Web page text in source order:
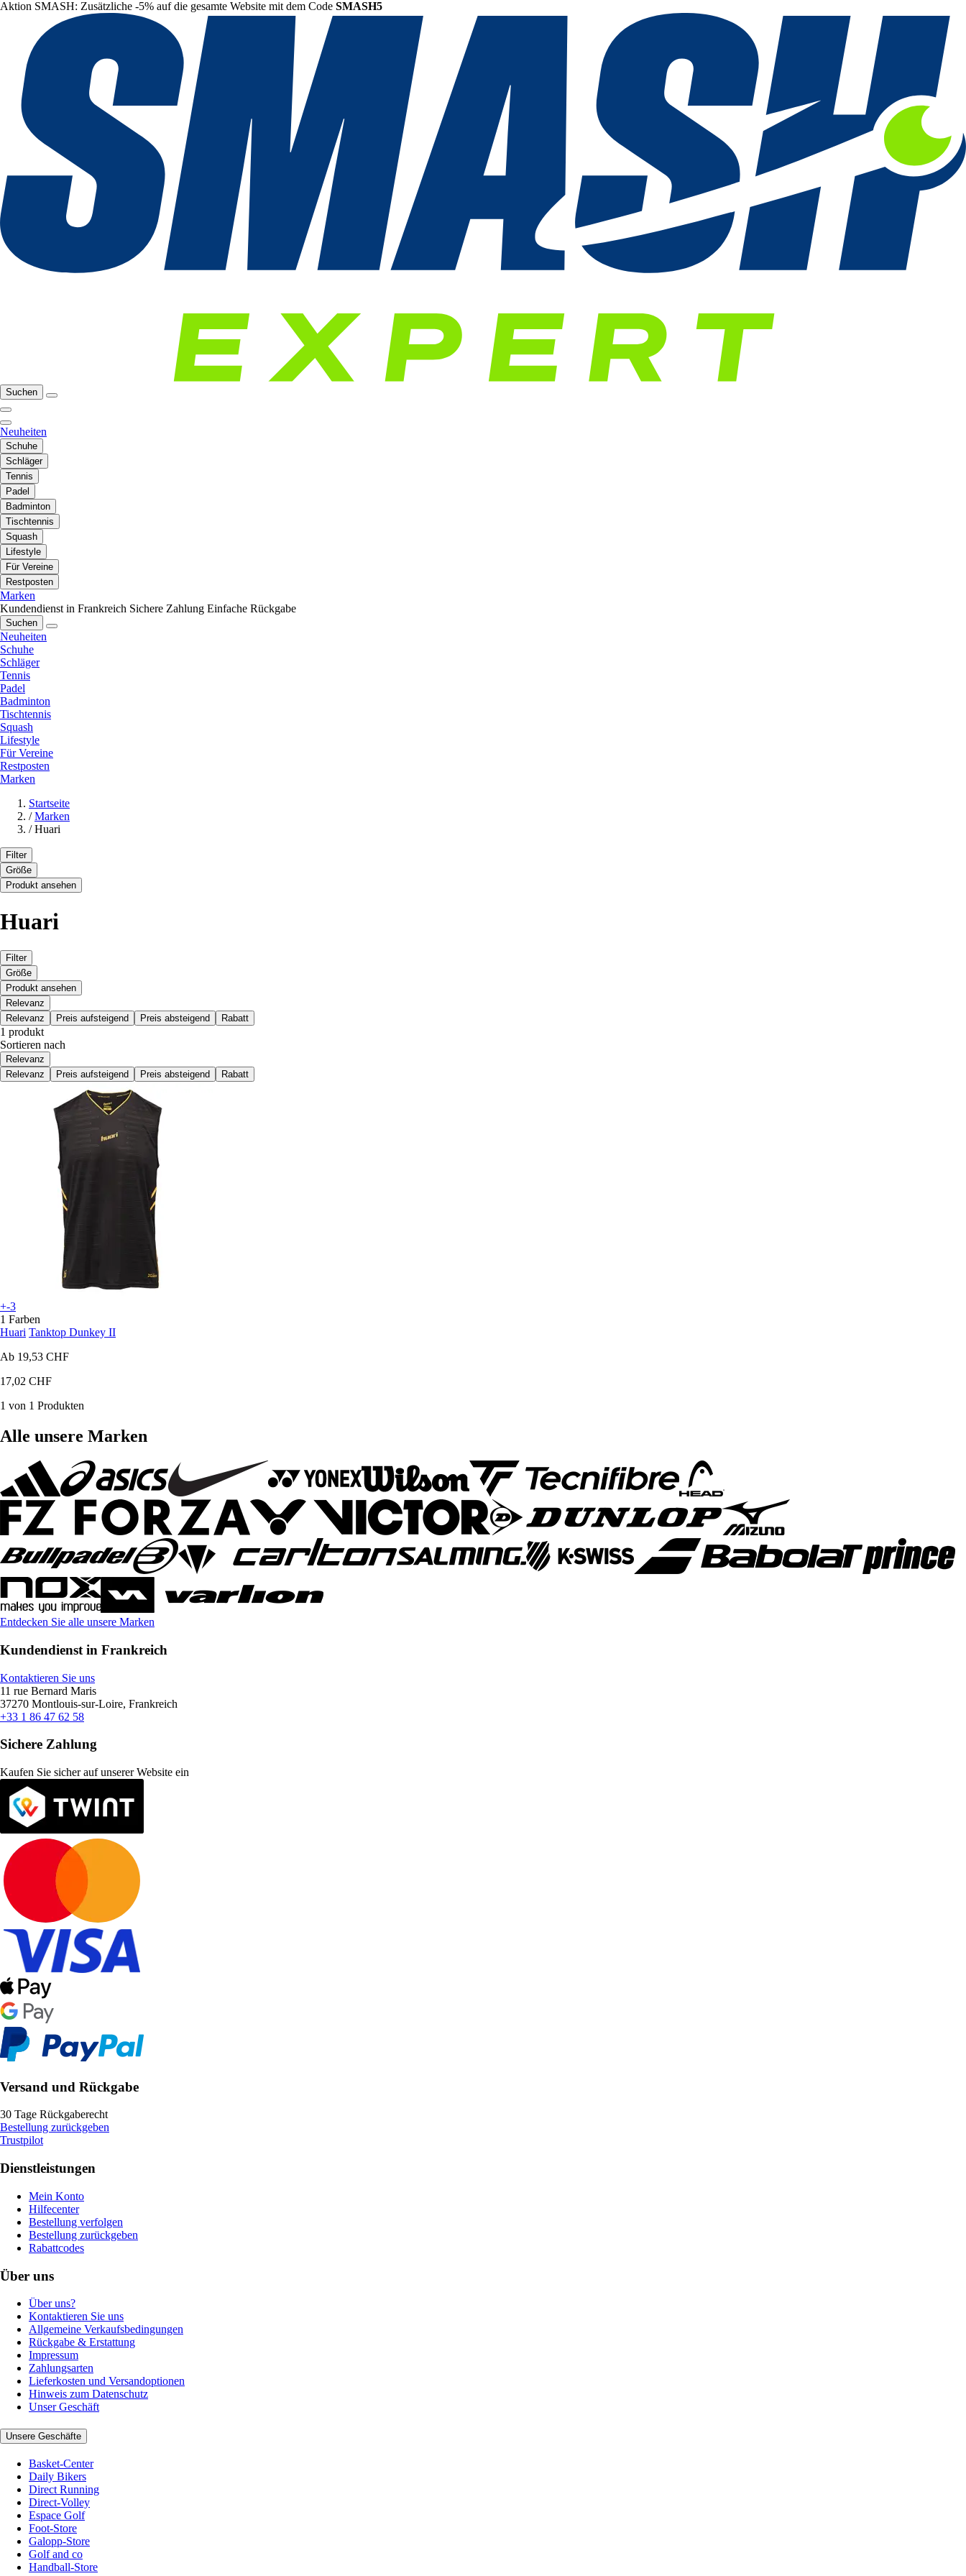
Aktion SMASH: Zusätzliche -5% auf die gesamte Website mit dem Code SMASH5
Suchen
Neuheiten
Schuhe
Schläger
Tennis
Padel
Badminton
Tischtennis
Squash
Lifestyle
Für Vereine
Restposten
Marken
Kundendienst in Frankreich Sichere Zahlung Einfache Rückgabe
Suchen
Neuheiten
Schuhe
Schläger
Tennis
Padel
Badminton
Tischtennis
Squash
Lifestyle
Für Vereine
Restposten
Marken
Startseite
/ Marken
/ Huari
Filter
Größe
Produkt ansehen
Huari
Filter
Größe
Produkt ansehen
Relevanz
Relevanz
Preis aufsteigend Preis absteigend Rabatt
1 produkt
Sortieren nach
Relevanz
Relevanz
Preis aufsteigend Preis absteigend Rabatt
+-3
1 Farben
Huari Tanktop Dunkey II
Ab 19,53 CHF
17,02 CHF
1 von 1 Produkten
Alle unsere Marken
Entdecken Sie alle unsere Marken
Kundendienst in Frankreich
Kontaktieren Sie uns
11 rue Bernard Maris
37270 Montlouis-sur-Loire, Frankreich
+33 1 86 47 62 58
Sichere Zahlung
Kaufen Sie sicher auf unserer Website ein
Versand und Rückgabe
30 Tage Rückgaberecht
Bestellung zurückgeben
Trustpilot
Dienstleistungen
Mein Konto
Hilfecenter
Bestellung verfolgen
Bestellung zurückgeben
Rabattcodes
Über uns
Über uns?
Kontaktieren Sie uns
Allgemeine Verkaufsbedingungen
Rückgabe & Erstattung
Impressum
Zahlungsarten
Lieferkosten und Versandoptionen
Hinweis zum Datenschutz
Unser Geschäft
Unsere Geschäfte
Basket-Center
Daily Bikers
Direct Running
Direct-Volley
Espace Golf
Foot-Store
Galopp-Store
Golf and co
Handball-Store